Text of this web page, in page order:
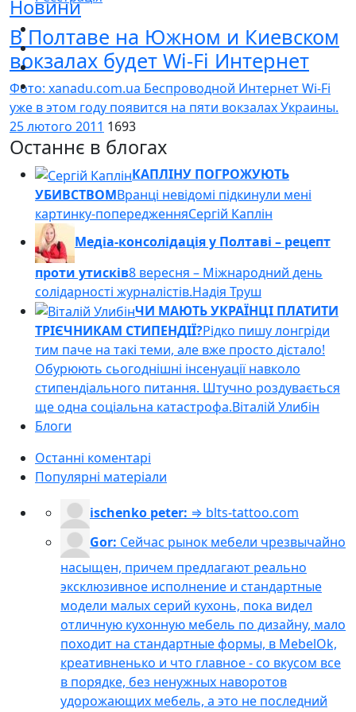
Новини
В Полтаве на Южном и Киевском
вокзалах будет Wi-Fi Интернет
Фото: xanadu.com.ua Беспроводной Интернет Wi-Fi
уже в этом году появится на пяти вокзалах Украины.
25 лютого 2011 1693
Останнє в блогах
КАПЛІНУ ПОГРОЖУЮТЬ
УБИВСТВОМВранці невідомі підкинули мені
картинку-попередженняСергій Каплін
Медіа-консолідація у Полтаві – рецепт
проти утисків8 вересня – Міжнародний день
солідарності журналістів.Надія Труш
ЧИ МАЮТЬ УКРАЇНЦІ ПЛАТИТИ
ТРІЄЧНИКАМ СТИПЕНДІЇ?Рідко пишу лонгріди
тим паче на такі теми, але вже просто дістало!
Обурюють сьогоднішні інсенуації навколо
стипендіального питання. Штучно роздувається
ще одна соціальна катастрофа.Віталій Улибін
Блоги
Останні коментарі
Популярні матеріали
ischenko peter: ⇒ blts-tattoo.com
Gor: Сейчас рынок мебели чрезвычайно
насыщен, причем предлагают реально
эксклюзивное исполнение и стандартные
модели малых серий кухонь, пока видел
отличную кухонную мебель по дизайну, мало
походит на стандартные формы, в MebelOk,
креативненько и что главное - со вкусом все
в порядке, без ненужных наворотов
удорожающих мебель, а это не последний